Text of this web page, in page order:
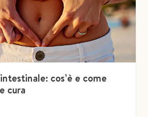
cos’è e come
cura